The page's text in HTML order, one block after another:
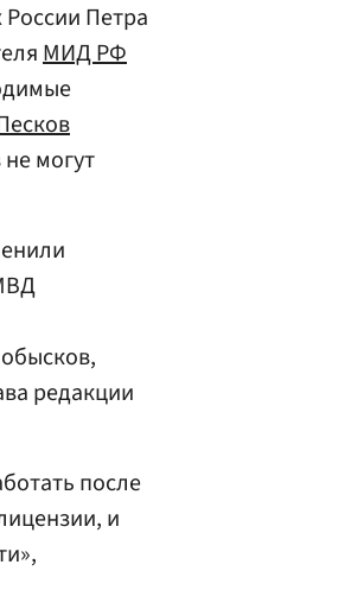
Петра
МИД РФ
могут
редакции
после
и